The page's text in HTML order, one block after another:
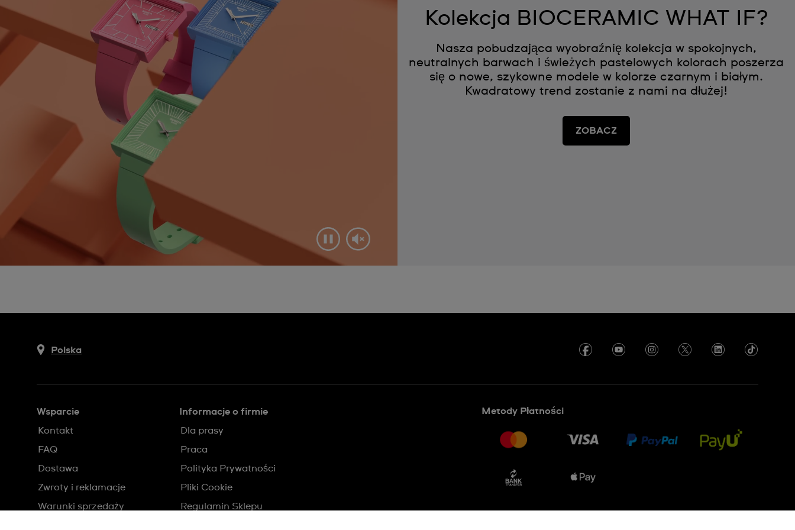
Kolekcja BIOCERAMIC WHAT IF?
Nasza pobudzająca wyobraźnię kolekcja w spokojnych,
neutralnych barwach i świeżych pastelowych kolorach poszerza
się o nowe, szykowne modele w kolorze czarnym i białym.
Kwadratowy trend zostanie z nami na dłużej!
ZOBACZ
Polska
Wsparcie
Kontakt
FAQ
Dostawa
Zwroty i reklamacje
Warunki sprzedaży
Informacje o firmie
Dla prasy
Praca
Polityka Prywatności
Pliki Cookie
Regulamin Sklepu
Metody Płatności